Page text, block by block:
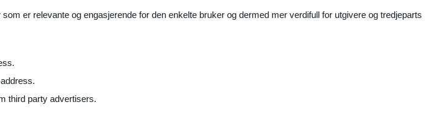
er relevante og engasjerende for den enkelte bruker og dermed mer verdifull for utgivere og tredjeparts
third party advertisers.